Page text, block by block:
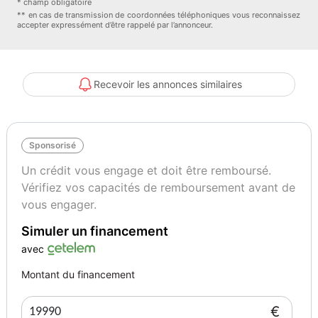
-D-Mode
-Allumage automatique des feux
Véhicule révisé et garanti
N'hésitez pas à me contacter pour plus d'informations ou pour
Couleur
Gris foncé
Garantie mécanique
* champ obligatoire
** en cas de transmission de coordonnées téléphoniques vous reconnaissez
accepter expressément d’être rappelé par l’annonceur.
Recevoir les annonces similaires
Sponsorisé
Un crédit vous engage et doit être remboursé.
Vérifiez vos capacités de remboursement avant de
vous engager.
Simuler un financement
avec
Montant du financement
€